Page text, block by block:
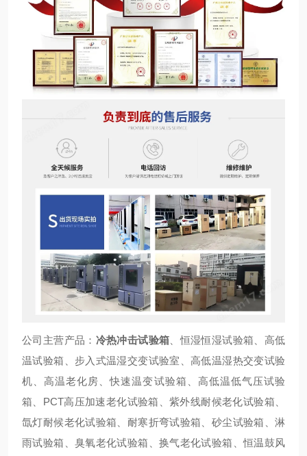
公司主营产品： 冷热冲击试验箱 、恒湿恒湿试验箱、高低
温试验箱、步入式温湿交变试验室、高低温湿热交变试验
机、高温老化房、快速温变试验箱、高低温低气压试验
箱、PCT高压加速老化试验箱、紫外线耐候老化试验箱、
氙灯耐候老化试验箱、耐寒折弯试验箱、砂尘试验箱、淋
雨试验箱、臭氧老化试验箱、换气老化试验箱、恒温鼓风